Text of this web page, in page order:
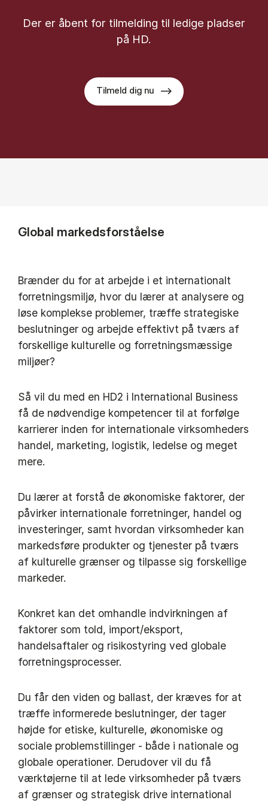
Der er åbent for til­mel­ding til le­di­ge plad­ser
på HD.
Tilmeld dig nu
Global markedsforståelse
Brænder du for at arbejde i et internationalt
forretningsmiljø, hvor du lærer at analysere og
løse komplekse problemer, træffe strategiske
beslutninger og arbejde effektivt på tværs af
forskellige kulturelle og forretningsmæssige
miljøer?
Så vil du med en HD2 i International Business
få de nødvendige kompetencer til at forfølge
karrierer inden for internationale virksomheders
handel, marketing, logistik, ledelse og meget
mere.
Du lærer at forstå de økonomiske faktorer, der
påvirker internationale forretninger, handel og
investeringer, samt hvordan virksomheder kan
markedsføre produkter og tjenester på tværs
af kulturelle grænser og tilpasse sig forskellige
markeder.
Konkret kan det omhandle indvirkningen af
faktorer som told, import/eksport,
handelsaftaler og risikostyring ved globale
forretningsprocesser.
Du får den viden og ballast, der kræves for at
træffe informerede beslutninger, der tager
højde for etiske, kulturelle, økonomiske og
sociale problemstillinger - både i nationale og
globale operationer. Derudover vil du få
værktøjerne til at lede virksomheder på tværs
af grænser og strategisk drive international